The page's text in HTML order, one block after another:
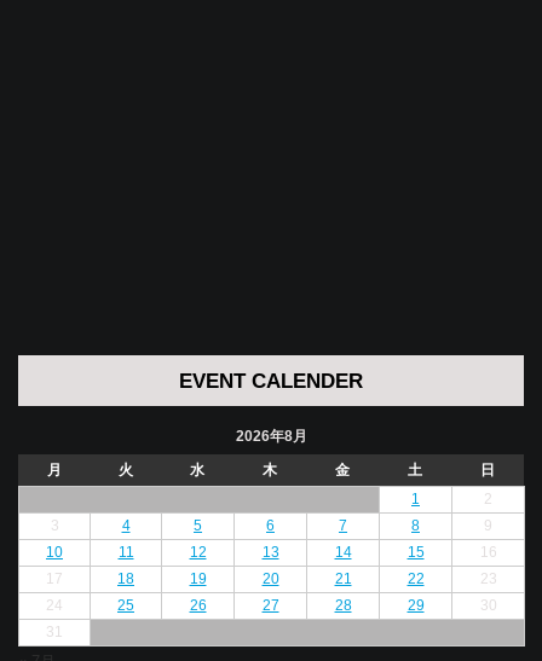
EVENT CALENDER
2026年8月
月
火 水 木 金 土
日
1
2
3
4 5 6 7 8
9
10
11 12 13 14 15
16
17
18 19 20 21 22
23
24
25 26 27 28 29
30
31